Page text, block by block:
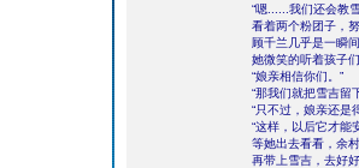
“嗯......我们还会教
看着两个粉团子，
顾千兰几乎是一瞬
她微笑的听着孩子
“娘亲相信你们。”
“那我们就把雪吉留
“只不过，娘亲还是
“这样，以后它才能
等她出去看看，余
再带上雪吉，去好